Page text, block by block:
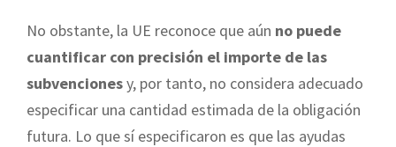
No obstante, la UE reconoce que aún no puede
cuantificar con precisión el importe de las
subvencionesy, por tanto, no considera adecuado
especificar una cantidad estimada de la obligación
futura. Lo que sí especificaron es que las ayudas